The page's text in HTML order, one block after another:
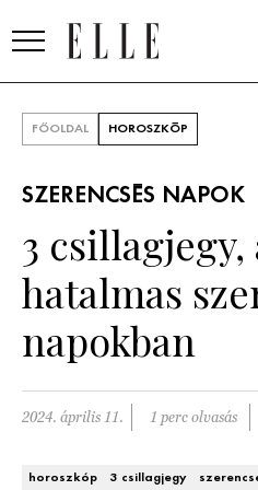
SZÉPSÉG
PSZICHÉ
ÉLETMÓD
PÁRKAPCSOLAT
FŐOLDAL HOROSZKÓP
SZERENCSÉS NAPOK
3
hatalmas
napokban
2024. április 11. 1 perc olvasás
horoszkóp 3 csillagjegy